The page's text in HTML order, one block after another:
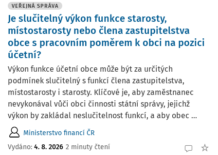
VEŘEJNÁ SPRÁVA
Je slučitelný výkon funkce starosty,
místostarosty nebo člena zastupitelstva
obce s pracovním poměrem k obci na pozici
účetní?
Výkon funkce účetní obce může být za určitých
podmínek slučitelný s funkcí člena zastupitelstva,
místostarosty i starosty. Klíčové je, aby zaměstnanec
nevykonával vůči obci činnosti státní správy, jejichž
výkon by zakládal neslučitelnost funkcí, a aby obec ...
Ministerstvo financí ČR
Vydáno: 4. 8. 2026 2 minuty čtení